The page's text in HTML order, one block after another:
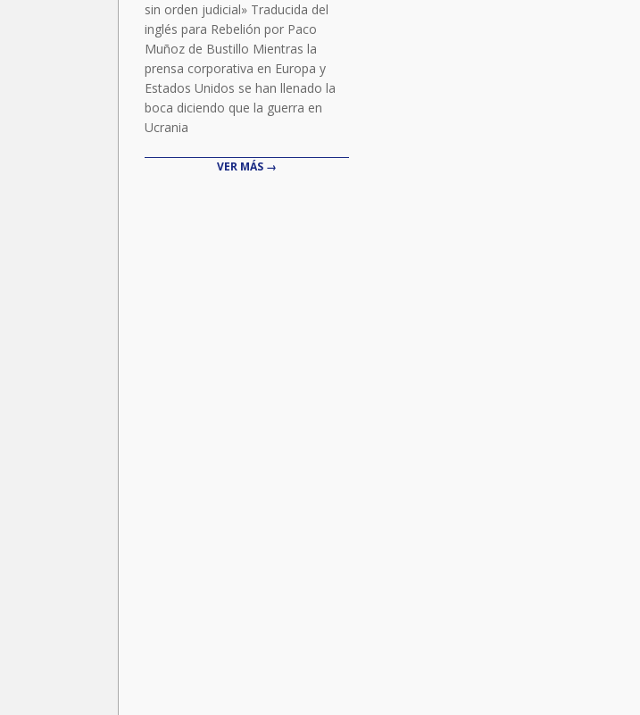
sin orden judicial» Traducida del
inglés para Rebelión por Paco
Muñoz de Bustillo Mientras la
prensa corporativa en Europa y
Estados Unidos se han llenado la
boca diciendo que la guerra en
Ucrania
VER MÁS →